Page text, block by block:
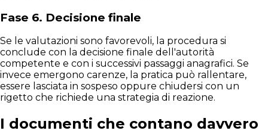
Fase 6. Decisione finale
Se le valutazioni sono favorevoli, la procedura si
conclude con la decisione finale dell'autorità
competente e con i successivi passaggi anagrafici. Se
invece emergono carenze, la pratica può rallentare,
essere lasciata in sospeso oppure chiudersi con un
rigetto che richiede una strategia di reazione.
I documenti che contano davvero